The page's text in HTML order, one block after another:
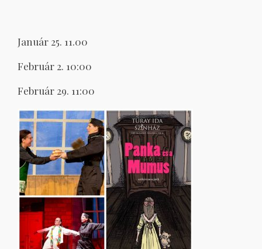
Január 25. 11.00
Február 2. 10:00
Február 29. 11:00